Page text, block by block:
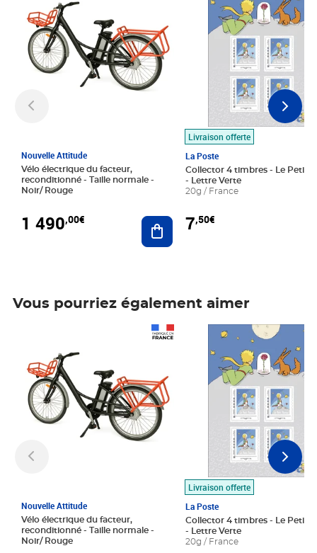
Nouvelle Attitude
Vélo électrique du facteur,
reconditionné - Taille normale -
Noir/ Rouge
1 490,00€ Ajouter au panier
Livraison offerte
La Poste
Collector 4 timbres - Le Petit
- Lettre Verte
20g / France
7,50€
Vous pourriez également aimer
Nouvelle Attitude
Vélo électrique du facteur,
reconditionné - Taille normale -
Noir/ Rouge
Livraison offerte
La Poste
Collector 4 timbres - Le Petit
- Lettre Verte
20g / France
Prix 7,50€